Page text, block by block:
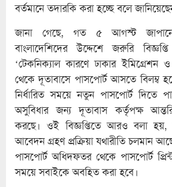
বর্তমানে তদারকি করা হচ্ছে বলে জানিয়েছেন
জানা গেছে, গত ৫ আগস্ট জাপানে
বাংলাদেশিদের উদ্দেশে জরুরি
‘টেকনিক্যাল কারণে ঢাকার ইমিগ্রেশন
থেকে দূতাবাসে পাসপোর্ট আসতে বিলম্ব
নির্ধারিত সময়ে নতুন পাসপোর্ট দিতে
অসুবিধার জন্য দূতাবাস কর্তৃপক্ষ
করছে। ওই বিজ্ঞপ্তিতে আরও বলা হয়,
আবেদন গ্রহণ প্রক্রিয়া যথারীতি চলমান
পাসপোর্ট অধিদফতর থেকে পাসপোর্ট
সময়ে সবাইকে অবহিত করা হবে।